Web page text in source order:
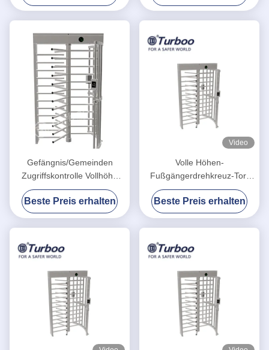
Gefängnis/Gemeinden
Zugriffskontrolle Vollhöhe
Drehscheibe Tor QR Code
50Hz Eingang
Beste Preis erhalten
Video
Volle Höhen-
Fußgängerdrehkreuz-Tor-
Edelstahl-hohe Sicherheit
IC-Identifikation
Beste Preis erhalten